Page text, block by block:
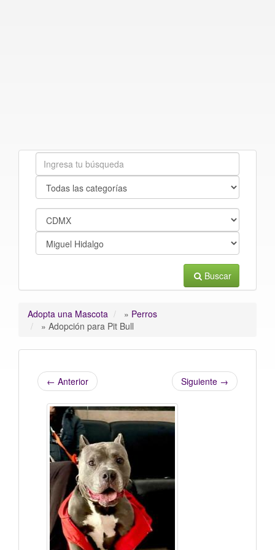
Buscar
Adopta una Mascota » Perros
» Adopción para Pit Bull
← Anterior Siguiente →